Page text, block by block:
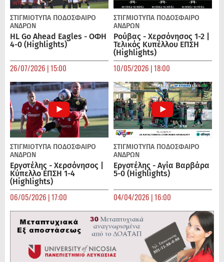
ΣΤΙΓΜΙΟΤΥΠΑ ΠΟΔΌΣΦΑΙΡΟ
ΑΝΔΡΏΝ
HL Go Ahead Eagles - ΟΦΗ
4-0 (Highlights)
26/07/2026 | 15:00
ΣΤΙΓΜΙΟΤΥΠΑ ΠΟΔΌΣΦΑΙΡΟ
ΑΝΔΡΏΝ
Ρούβας - Χερσόνησος 1-2 |
Τελικός Κυπέλλου ΕΠΣΗ
(Highlights)
10/05/2026 | 18:00
ΣΤΙΓΜΙΟΤΥΠΑ ΠΟΔΌΣΦΑΙΡΟ
ΑΝΔΡΏΝ
Εργοτέλης - Χερσόνησος |
Κύπελλο ΕΠΣΗ 1-4
(Highlights)
06/05/2026 | 17:00
ΣΤΙΓΜΙΟΤΥΠΑ ΠΟΔΌΣΦΑΙΡΟ
ΑΝΔΡΏΝ
Εργοτέλης - Αγία Βαρβάρα
5-0 (Highlights)
04/04/2026 | 16:00